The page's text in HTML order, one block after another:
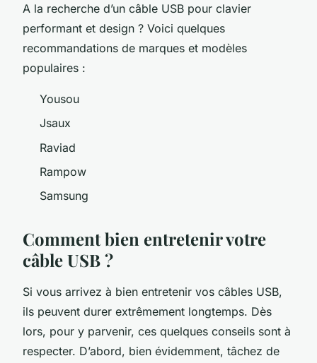
A la recherche d’un câble USB pour clavier
performant et design ? Voici quelques
recommandations de marques et modèles
populaires :
Yousou
Jsaux
Raviad
Rampow
Samsung
Comment bien entretenir votre
câble USB ?
Si vous arrivez à bien entretenir vos câbles USB,
ils peuvent durer extrêmement longtemps. Dès
lors, pour y parvenir, ces quelques conseils sont à
respecter. D’abord, bien évidemment, tâchez de